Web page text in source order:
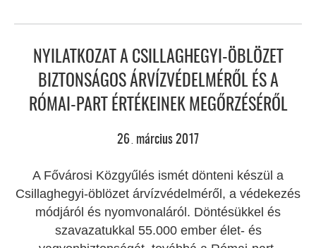
NYILATKOZAT A CSILLAGHEGYI-ÖBLÖZET
BIZTONSÁGOS ÁRVÍZVÉDELMÉRŐL ÉS A
RÓMAI-PART ÉRTÉKEINEK MEGŐRZÉSÉRŐL
26. március 2017
A Fővárosi Közgyűlés ismét dönteni készül a
Csillaghegyi-öblözet árvízvédelméről, a védekezés
módjáról és nyomvonaláról. Döntésükkel és
szavazatukkal 55.000 ember élet- és